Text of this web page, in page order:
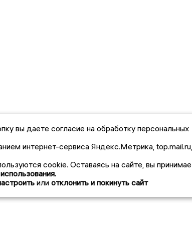
вы даете согласие на обработку персональных
интернет-сервиса Яндекс.Метрика, top.mail.ru,
cookie. Оставаясь на сайте, вы
или отклонить и покинуть сайт